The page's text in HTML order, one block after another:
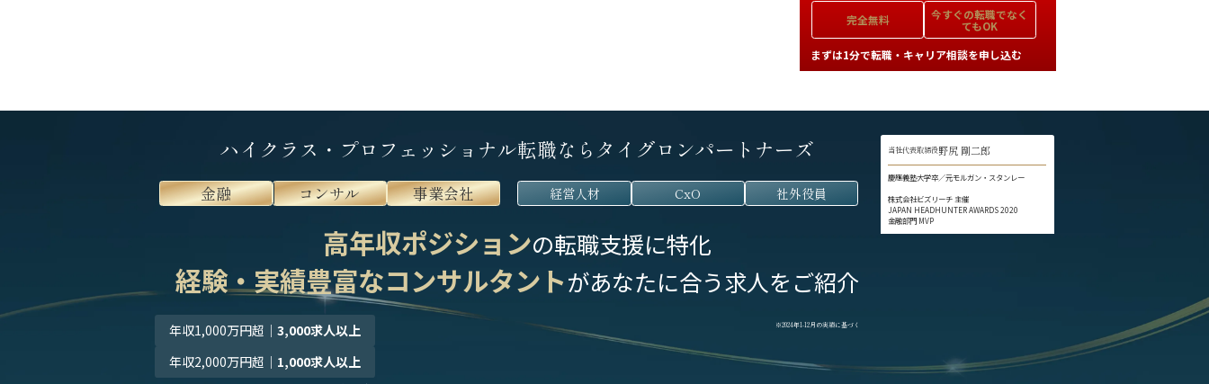
完全無料 今すぐの転職でなく
てもOK
まずは1分で転職・キャリア相談を申し込む
ハイクラス・プロフェッショナル転職ならタイグロンパートナーズ
金融 コンサル 事業会社 経営人材 CxO 社外役員
高年収ポジションの転職支援に特化
経験・実績豊富なコンサルタントがあなたに合う求人をご紹介
年収1,000万円超 ｜3,000求人以上
年収2,000万円超 ｜ 1,000求人以上
※2024年1-12月の実績に基づく
当社代表取締役野尻 剛二郎
慶應義塾大学卒／元モルガン・スタンレー
株式会社ビズリーチ 主催
JAPAN HEADHUNTER AWARDS 2020
金融部門 MVP